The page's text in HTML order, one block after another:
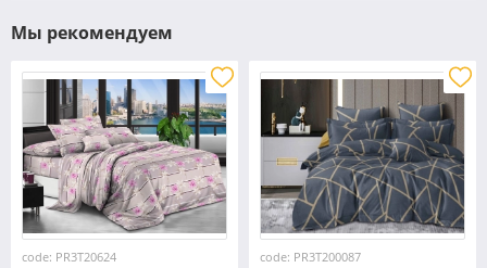
Мы рекомендуем
code: PR3T20624 code: PR3T200087